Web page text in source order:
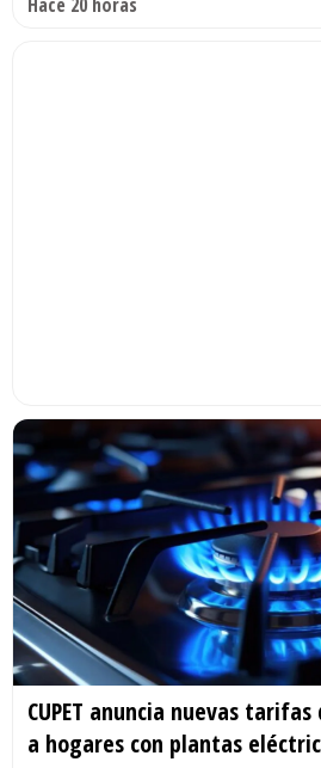
CUPET anuncia nuevas
a hogares con plantas